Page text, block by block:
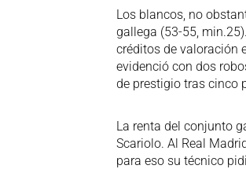
Los blancos, no
gallega (53-55,
créditos de valoración
evidenció con dos
de prestigio tras cinco
La renta del conjunto
Scariolo. Al Real
para eso su técnico